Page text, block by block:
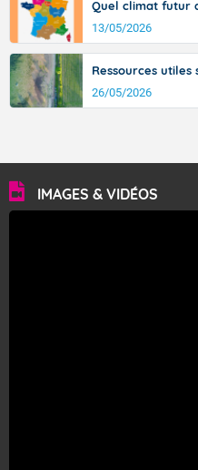
Quel climat futur
13/05/2026
Ressources
26/05/2026
IMAGES & VIDÉOS